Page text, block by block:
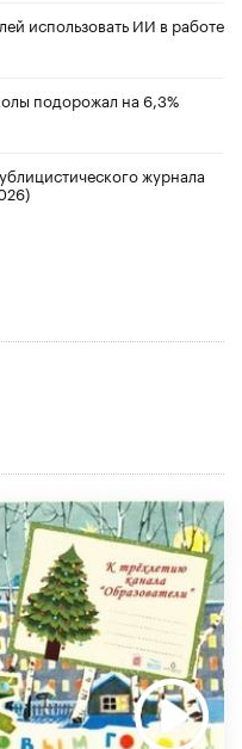
использовать ИИ в работе
подорожал на 6,3%
журнала